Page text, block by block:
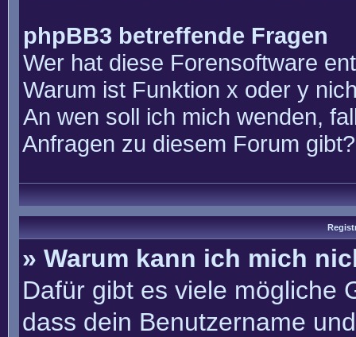
phpBB3 betreffende Fragen
Wer hat diese Forensoftware
Warum ist Funktion x oder y
An wen soll ich mich wenden,
Anfragen zu diesem Forum gibt?
» Warum kann ich mich
Dafür gibt es viele mögliche
dass dein Benutzername